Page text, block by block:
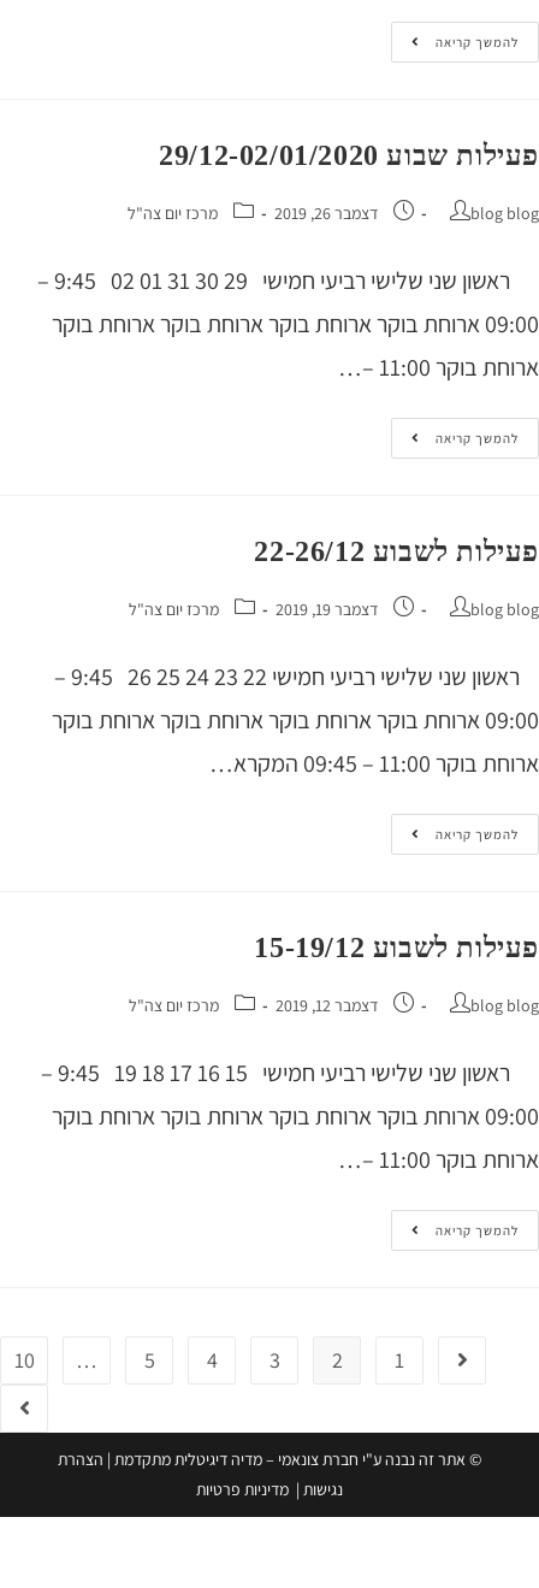
קריאה
שבוע 29/12-02/01/2020
blog דצמבר 26, 2019 מרכז יום צה"ל
ראשון שני שלישי רביעי חמישי 29 30 31 01 02 9:45 –
09:00 ארוחת בוקר ארוחת בוקר ארוחת בוקר ארוחת בוקר
בוקר 11:00 –…
קריאה
לשבוע 22-26/12
blog דצמבר 19, 2019 מרכז יום צה"ל
ראשון שני שלישי רביעי חמישי 22 23 24 25 26 9:45 –
09:00 ארוחת בוקר ארוחת בוקר ארוחת בוקר ארוחת בוקר
11:00 – 09:45 המקרא…
קריאה
לשבוע 15-19/12
blog דצמבר 12, 2019 מרכז יום צה"ל
ראשון שני שלישי רביעי חמישי 15 16 17 18 19 9:45 –
09:00 ארוחת בוקר ארוחת בוקר ארוחת בוקר ארוחת בוקר
בוקר 11:00 –…
קריאה
© אתר זה נבנה ע"י חברת צונאמי – מדיה דיגיטלית מתקדמת|הצהרת
נגישות |מדיניות פרטיות